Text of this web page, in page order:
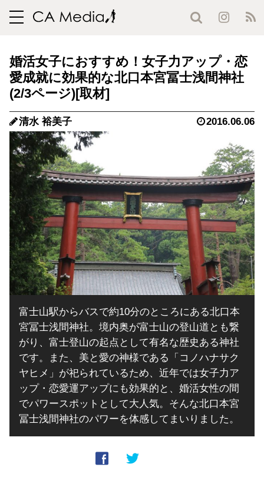
toggle
婚活女子におすすめ！女子力アップ・恋
愛成就に効果的な北口本宮冨士浅間神社
(2/3ページ)
清水 裕美子 2016.06.06
富士山駅からバスで約10分のところにある北口本
宮冨士浅間神社。境内奥が富士山の登山道とも繋
がり、富士登山の起点として有名な歴史ある神社
です。また、美と愛の神様である「コノハナサク
ヤヒメ」が祀られているため、近年では女子力ア
ップ・恋愛運アップにも効果的と、婚活女性の間
でパワースポットとして大人気。そんな北口本宮
冨士浅間神社のパワーを体感してまいりました。